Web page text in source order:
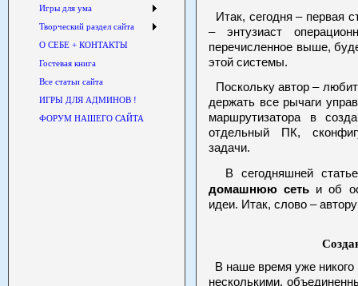
Игры для ума
Творческий раздел сайта
О СЕБЕ + КОНТАКТЫ
Гостевая книга
Все статьи сайта
ИГРЫ ДЛЯ АДМИНОВ !
ФОРУМ НАШЕГО САЙТА
Итак, сегодня – первая
– энтузиаст
перечисленное выше,
этой системы.
Поскольку автор –
держать все рычаги
маршрутизатора в
отдельный ПК,
задачи.
В сегодняшней
домашнюю сеть и об
идеи. Итак, слово –
В наше время уже
несколькими,